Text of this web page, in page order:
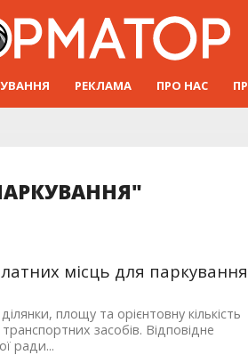
РЕКЛАМА ПРО НАС
місць для паркування
площу та орієнтовну кількість
засобів. Відповідне
ради...